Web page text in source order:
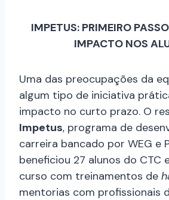
IMPETUS: PRIMEIRO
IMPACTO NOS
Uma das preocupações da
algum tipo de iniciativa
impacto no curto prazo. O
Impetus, programa de
carreira bancado por WEG e
beneficiou 27 alunos do CTC
curso com treinamentos de
mentorias com profissionais